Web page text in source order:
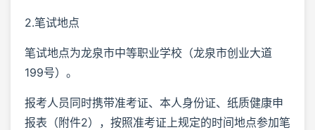
2.笔试地点
笔试地点为龙泉市中等职业学校（龙泉市创业大道
199号）。
报考人员同时携带准考证、本人身份证、纸质健康申
报表（附件2），按照准考证上规定的时间地点参加笔